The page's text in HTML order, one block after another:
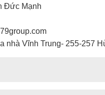
Đức Mạnh
nhà Vĩnh Trung- 255-257